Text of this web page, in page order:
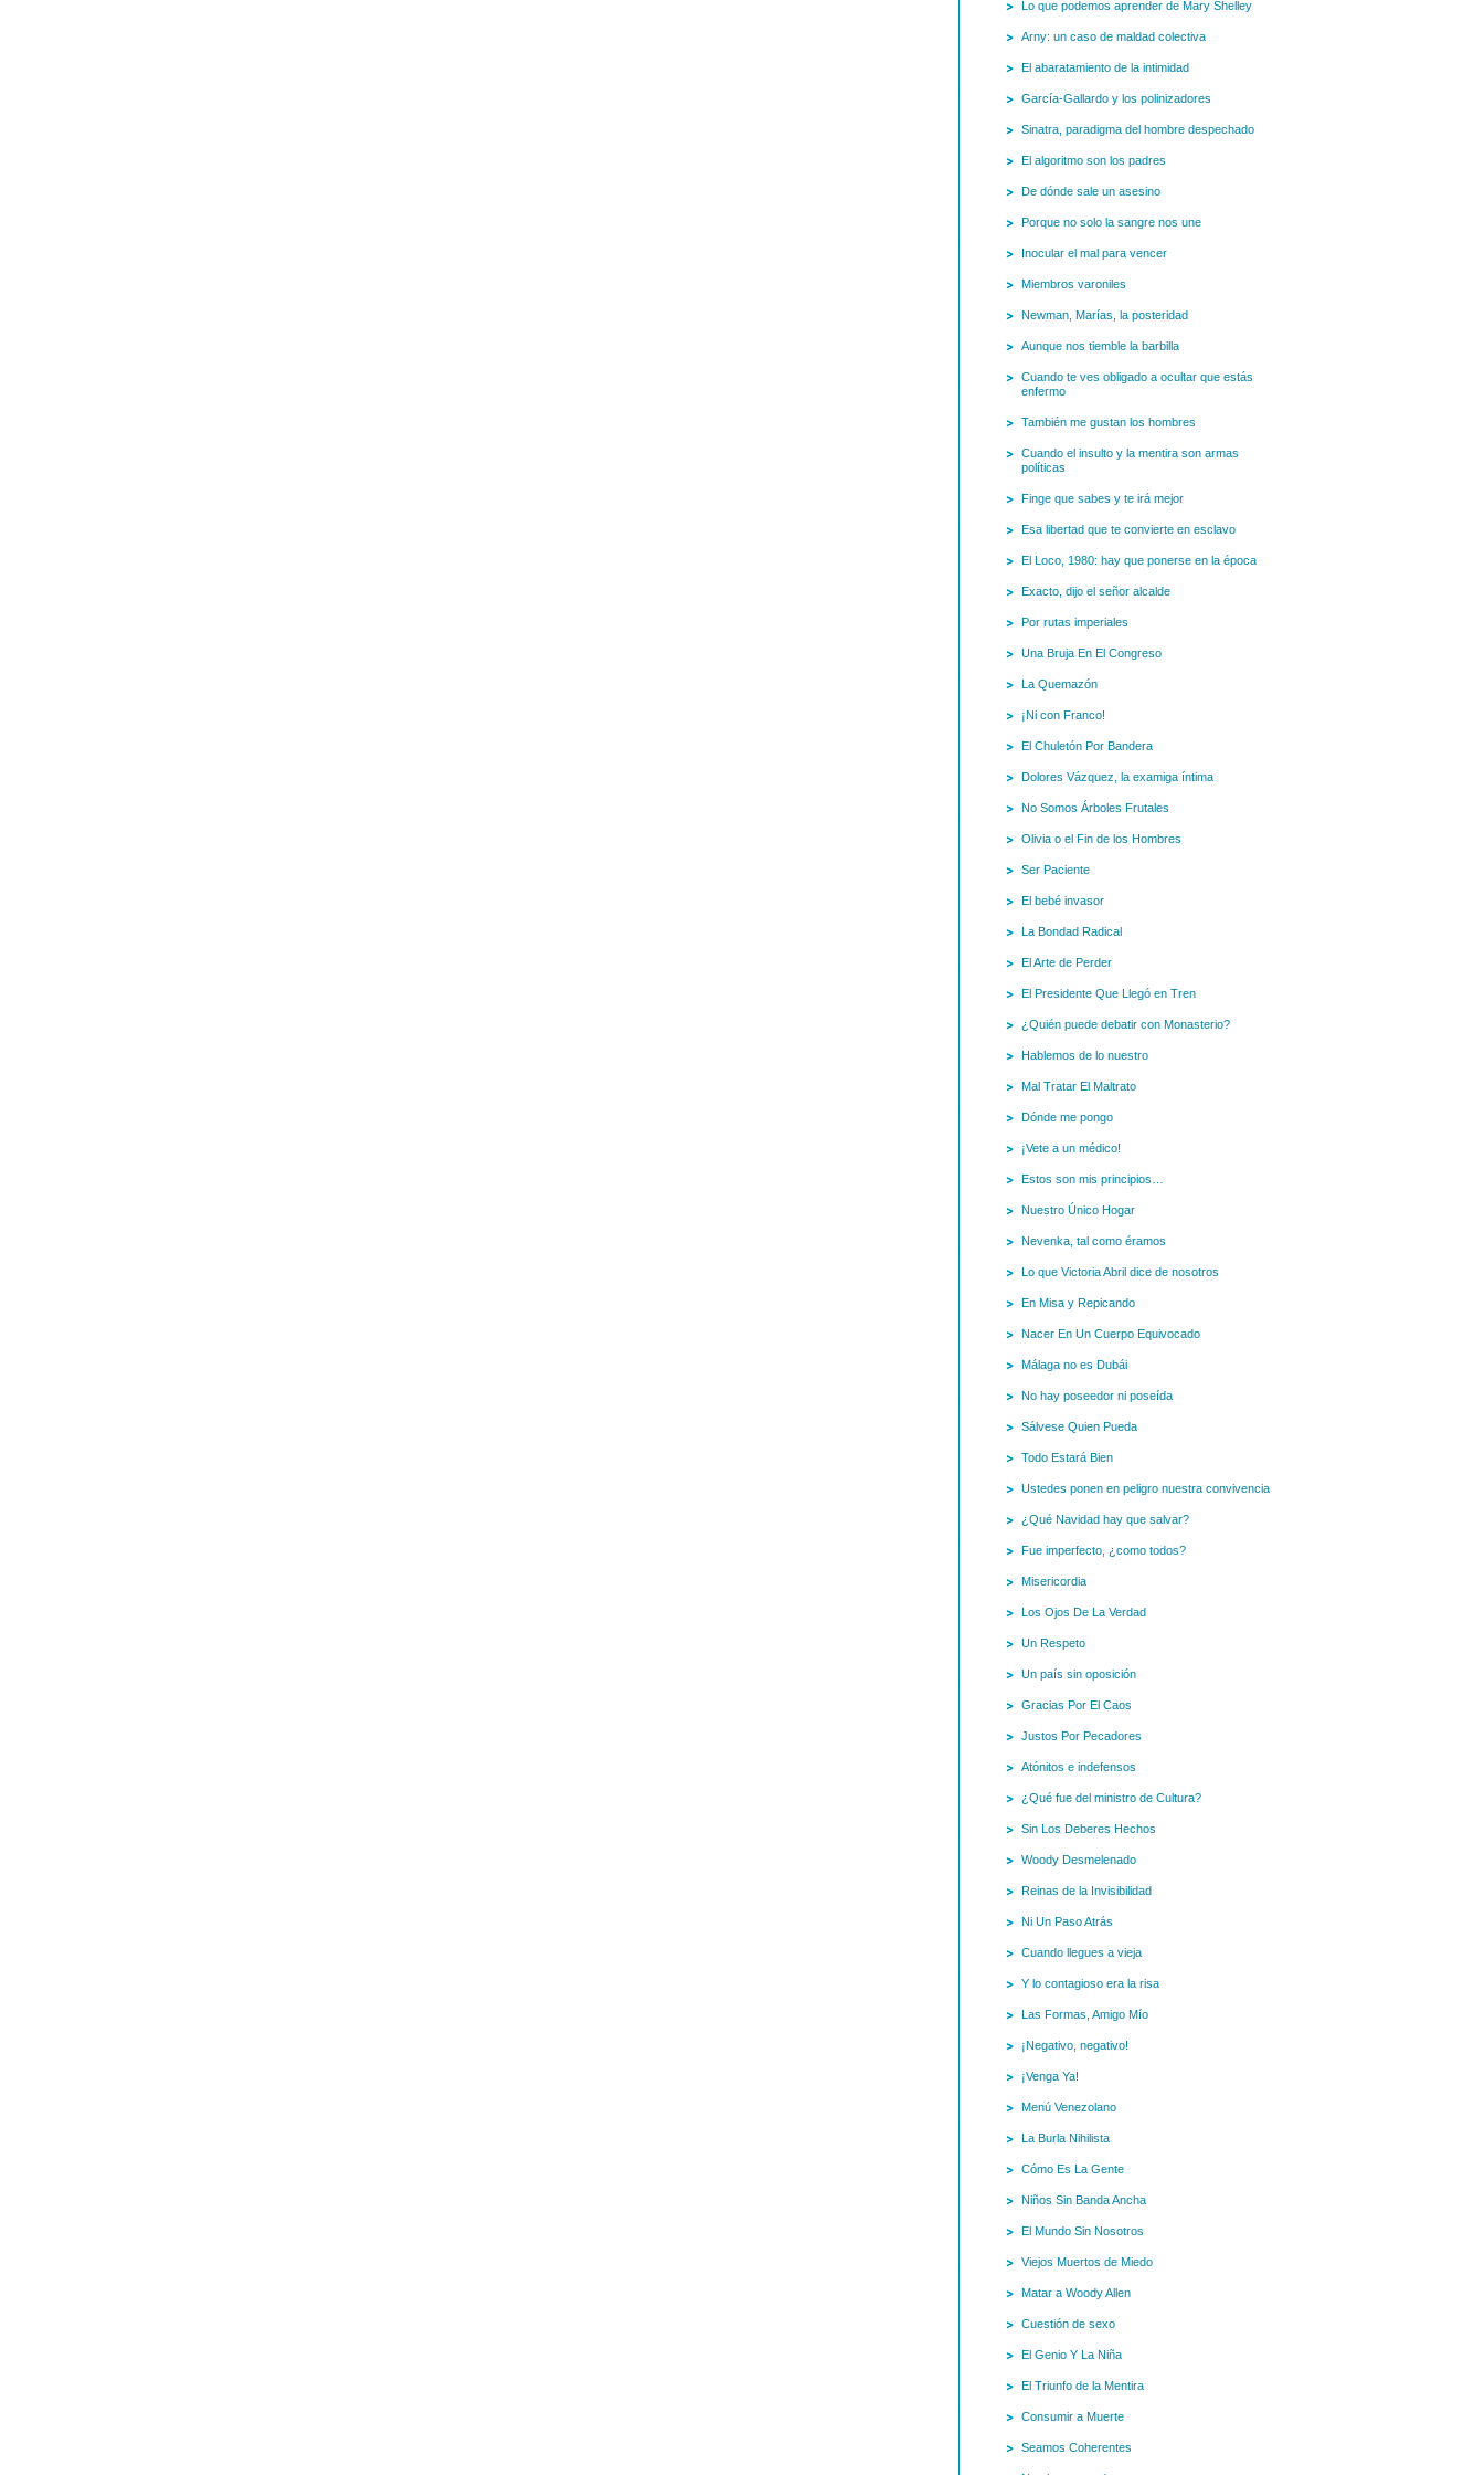
Lo que podemos aprender de Mary Shelley
Arny: un caso de maldad colectiva
El abaratamiento de la intimidad
García-Gallardo y los polinizadores
Sinatra, paradigma del hombre despechado
El algoritmo son los padres
De dónde sale un asesino
Porque no solo la sangre nos une
Inocular el mal para vencer
Miembros varoniles
Newman, Marías, la posteridad
Aunque nos tiemble la barbilla
Cuando te ves obligado a ocultar que estás
enfermo
También me gustan los hombres
Cuando el insulto y la mentira son armas
políticas
Finge que sabes y te irá mejor
Esa libertad que te convierte en esclavo
El Loco, 1980: hay que ponerse en la época
Exacto, dijo el señor alcalde
Por rutas imperiales
Una Bruja En El Congreso
La Quemazón
¡Ni con Franco!
El Chuletón Por Bandera
Dolores Vázquez, la examiga íntima
No Somos Árboles Frutales
Olivia o el Fin de los Hombres
Ser Paciente
El bebé invasor
La Bondad Radical
El Arte de Perder
El Presidente Que Llegó en Tren
¿Quién puede debatir con Monasterio?
Hablemos de lo nuestro
Mal Tratar El Maltrato
Dónde me pongo
¡Vete a un médico!
Estos son mis principios…
Nuestro Único Hogar
Nevenka, tal como éramos
Lo que Victoria Abril dice de nosotros
En Misa y Repicando
Nacer En Un Cuerpo Equivocado
Málaga no es Dubái
No hay poseedor ni poseída
Sálvese Quien Pueda
Todo Estará Bien
Ustedes ponen en peligro nuestra convivencia
¿Qué Navidad hay que salvar?
Fue imperfecto, ¿como todos?
Misericordia
Los Ojos De La Verdad
Un Respeto
Un país sin oposición
Gracias Por El Caos
Justos Por Pecadores
Atónitos e indefensos
¿Qué fue del ministro de Cultura?
Sin Los Deberes Hechos
Woody Desmelenado
Reinas de la Invisibilidad
Ni Un Paso Atrás
Cuando llegues a vieja
Y lo contagioso era la risa
Las Formas, Amigo Mío
¡Negativo, negativo!
¡Venga Ya!
Menú Venezolano
La Burla Nihilista
Cómo Es La Gente
Niños Sin Banda Ancha
El Mundo Sin Nosotros
Viejos Muertos de Miedo
Matar a Woody Allen
Cuestión de sexo
El Genio Y La Niña
El Triunfo de la Mentira
Consumir a Muerte
Seamos Coherentes